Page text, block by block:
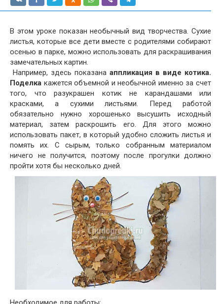
В этом уроке показан необычный вид творчества. Сухие
листья, которые все дети вместе с родителями собирают
осенью в парке, можно использовать для раскрашивания
замечательных картин.
Например, здесь показана аппликация в виде котика.
Поделка кажется объемной и необычной именно за счет
того, что разукрашен котик не карандашами или
красками, а сухими листьями. Перед работой
обязательно нужно хорошенько высушить исходный
материал, затем раскрошить его. Для этого можно
использовать пакет, в который удобно сложить листья и
помять их. С сырым, только собранным материалом
ничего не получится, поэтому после прогулки должно
пройти хотя бы несколько дней.